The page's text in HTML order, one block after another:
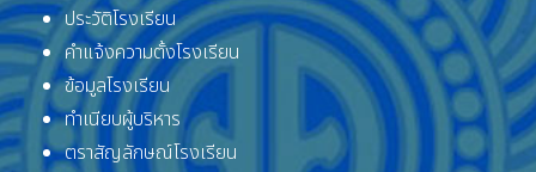
ประวัติโรงเรียน
คำแจ้งความตั้งโรงเรียน
ข้อมูลโรงเรียน
ทำเนียบผู้บริหาร
ตราสัญลักษณ์โรงเรียน